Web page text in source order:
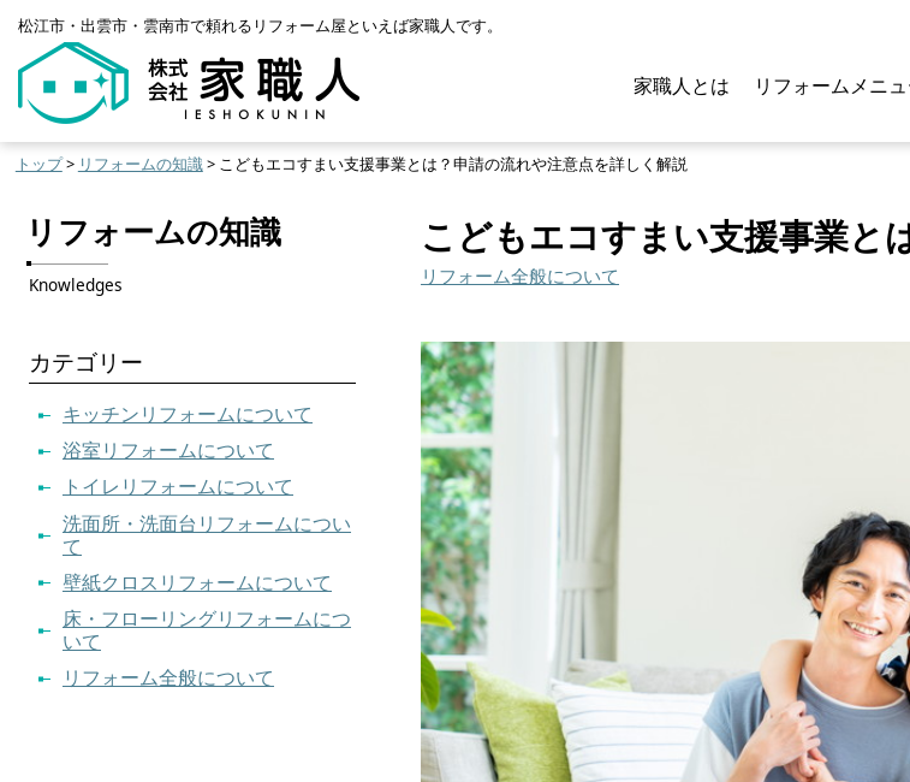
松江市・出雲市・雲南市で頼れるリフォーム屋といえば家職人です。
家職人とは リフォームメニ
トップ> リフォームの知識> こどもエコすまい支援事業とは？申請の流れや注意点を詳しく解説
リフォームの知識
Knowledges
カテゴリー
キッチンリフォームについて
浴室リフォームについて
トイレリフォームについて
洗面所・洗面台リフォームについ
て
壁紙クロスリフォームについて
床・フローリングリフォームにつ
いて
リフォーム全般について
こどもエコすまい支援事業と
リフォーム全般について